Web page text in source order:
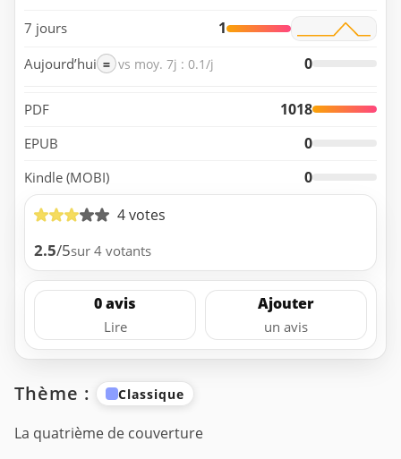
7 jours 1
Aujourd’hui = vs moy. 7j : 0.1/j 0
PDF 1018
EPUB 0
Kindle (MOBI)
0
4 votes
2.5/5sur 4 votants
0 avis
Lire
Ajouter
un avis
Thème : Classique
La quatrième de couverture